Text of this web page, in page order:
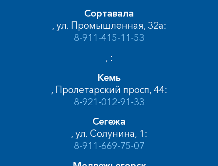
Сортавала
, ул. Промышленная, 32а:
8-911-415-11-53
, :
Кемь
, Пролетарский просп, 44:
8-921-012-91-33
Сегежа
, ул. Солунина, 1:
8-911-669-75-07